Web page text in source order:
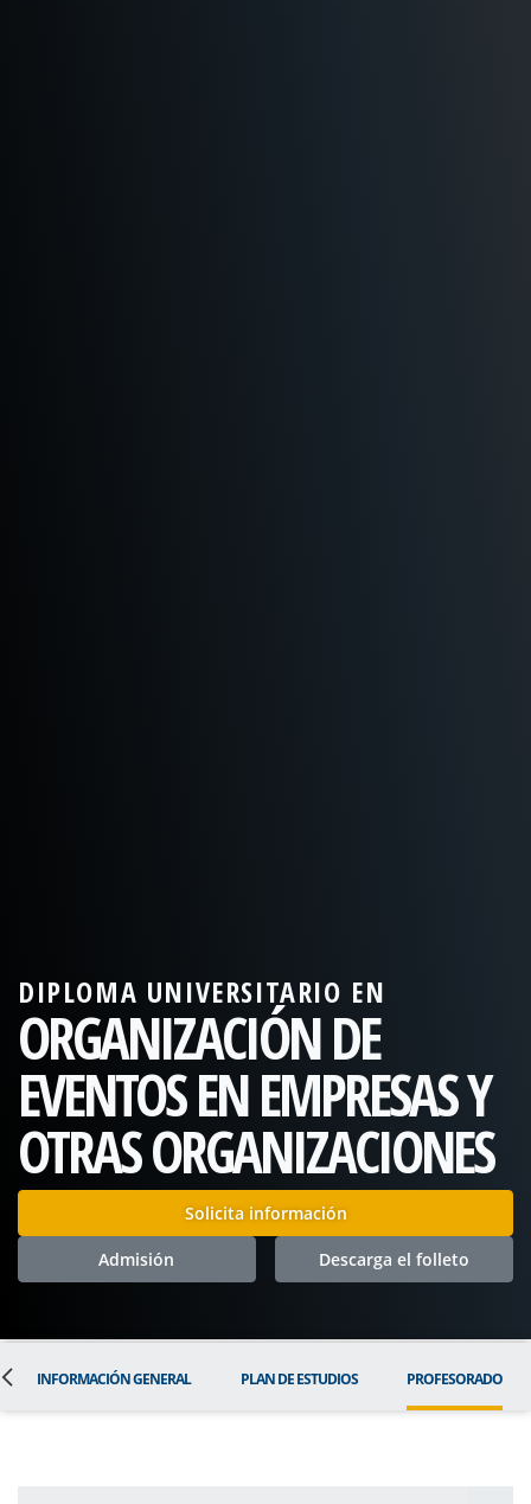
DIPLOMA UNIVERSITARIO EN
ORGANIZACIÓN DE
EVENTOS EN EMPRESAS Y
OTRAS ORGANIZACIONES
Solicita información
Admisión Descarga el folleto
INFORMACIÓN GENERAL PLAN DE ESTUDIOS PROFESORADO